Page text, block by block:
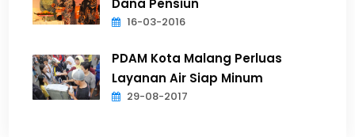
Dana Pensiun
16-03-2016
PDAM Kota Malang Perluas
Layanan Air Siap Minum
29-08-2017